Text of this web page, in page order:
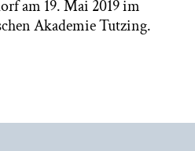
am 19. Mai 2019 im
Akademie Tutzing.